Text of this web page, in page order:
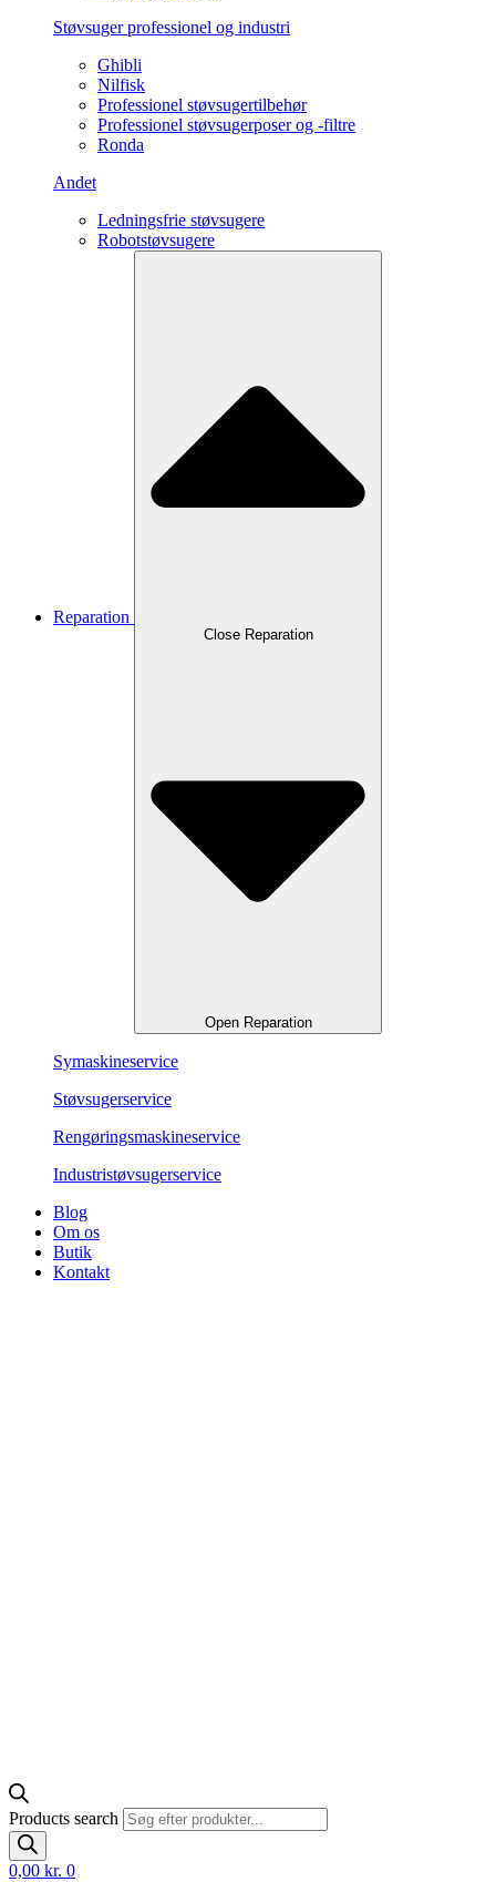
Støvsuger professionel og industri
Ghibli
Nilfisk
Professionel støvsugertilbehør
Professionel støvsugerposer og -filtre
Ronda
Andet
Ledningsfrie støvsugere
Robotstøvsugere
Reparation
Close Reparation
Open Reparation
Symaskineservice
Støvsugerservice
Rengøringsmaskineservice
Industristøvsugerservice
Blog
Om os
Butik
Kontakt
Products search
0,00 kr. 0